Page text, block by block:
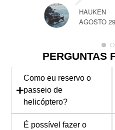
HAUKEN
AGOSTO
PERGUNTAS
Como eu reservo o
passeio de
helicóptero?
É possível fazer o